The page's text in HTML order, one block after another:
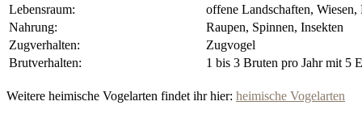
Lebensraum:
offene Landschaften, Wiesen,
Nahrung:
Raupen, Spinnen, Insekten
Zugverhalten:
Zugvogel
Brutverhalten:
1 bis 3 Bruten pro Jahr mit 5
Weitere heimische Vogelarten findet ihr hier: heimische Vogelarten